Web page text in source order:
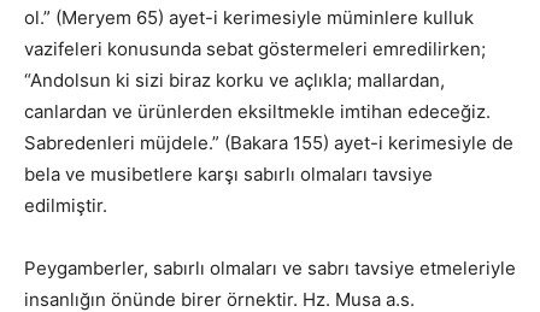
ol.” (Meryem 65) ayet-i kerimesiyle müminlere kulluk
vazifeleri konusunda sebat göstermeleri emredilirken;
“Andolsun ki sizi biraz korku ve açlıkla; mallardan,
canlardan ve ürünlerden eksiltmekle imtihan edeceğiz.
Sabredenleri müjdele.” (Bakara 155) ayet-i kerimesiyle de
bela ve musibetlere karşı sabırlı olmaları tavsiye
edilmiştir.
Peygamberler, sabırlı olmaları ve sabrı tavsiye etmeleriyle
insanlığın önünde birer örnektir. Hz. Musa a.s.